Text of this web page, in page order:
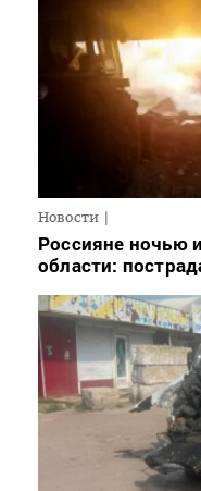
Новости
Россияне ночью
области: